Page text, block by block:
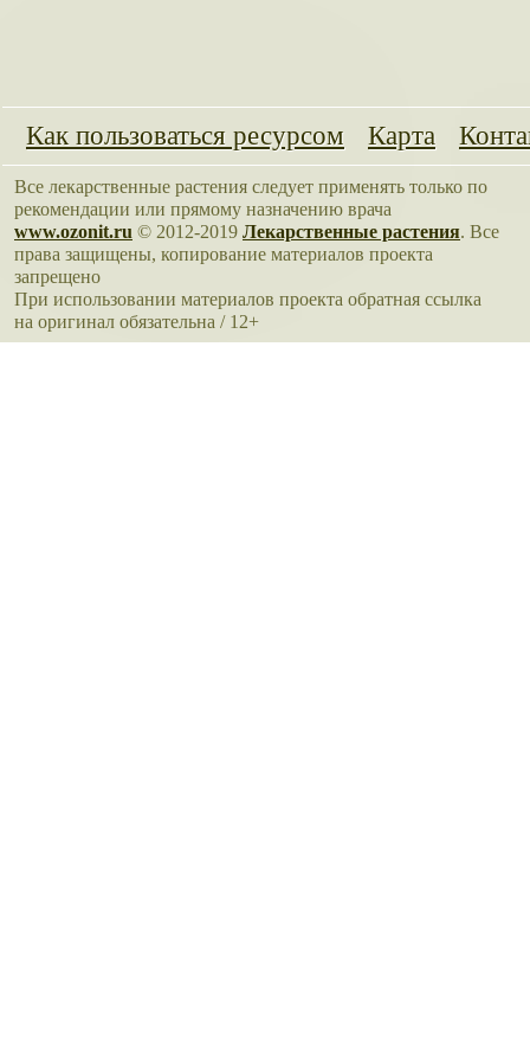
Как пользоваться ресурсом Карта
Все лекарственные растения следует применять только по
рекомендации или прямому назначению врача
www.ozonit.ru © 2012-2019 Лекарственные растения. Все
права защищены, копирование материалов проекта
запрещено
При использовании материалов проекта обратная ссылка
на оригинал обязательна / 12+